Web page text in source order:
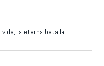
la eterna batalla